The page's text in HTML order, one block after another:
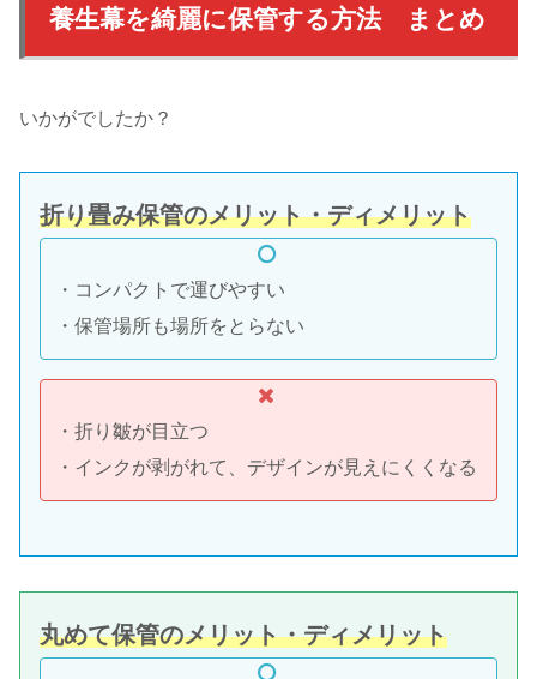
養生幕を綺麗に保管する方法 まとめ
いかがでしたか？
折り畳み保管のメリット・ディメリット
・コンパクトで運びやすい
・保管場所も場所をとらない
・折り皺が目立つ
・インクが剥がれて、デザインが見えにくくなる
丸めて保管のメリット・ディメリット